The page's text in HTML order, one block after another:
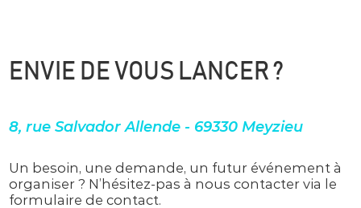
ENVIE DE VOUS LANCER ?
8, rue Salvador Allende - 69330 Meyzieu
Un besoin, une demande, un futur événement à
organiser ? N’hésitez-pas à nous contacter via le
formulaire de contact.